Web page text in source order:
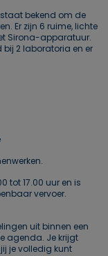
bekend om de
Er zijn 6 ruime, lichte
Sirona-apparatuur.
bij 2 laboratoria en er
tot 17.00 uur en is
vervoer.
uit binnen een
agenda. Je krijgt
je volledig kunt